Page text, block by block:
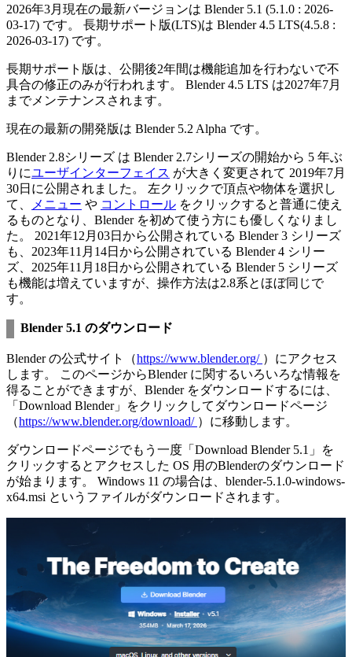
2026年3月現在の最新バージョンは Blender 5.1 (5.1.0 : 2026-
03-17) です。 長期サポート版(LTS)は Blender 4.5 LTS(4.5.8 :
2026-03-17) です。
長期サポート版は、公開後2年間は機能追加を行わないで不
具合の修正のみが行われます。 Blender 4.5 LTS は2027年7月
までメンテナンスされます。
現在の最新の開発版は Blender 5.2 Alpha です。
Blender 2.8シリーズ は Blender 2.7シリーズの開始から 5 年ぶ
りにユーザインターフェイス が大きく変更されて 2019年7月
30日に公開されました。 左クリックで頂点や物体を選択し
て、
メニュー や コントロール をクリックすると普通に使え
るものとなり、Blender を初めて使う方にも優しくなりまし
た。 2021年12月03日から公開されている Blender 3 シリーズ
も、2023年11月14日から公開されている Blender 4 シリー
ズ、2025年11月18日から公開されている Blender 5 シリーズ
も機能は増えていますが、操作方法は2.8系とほぼ同じで
す。
Blender 5.1 のダウンロード
Blender の公式サイト（https://www.blender.org/ ）にアクセス
します。 このページからBlender に関するいろいろな情報を
得ることができますが、Blender をダウンロードするには、
「Download Blender」をクリックしてダウンロードページ
（https://www.blender.org/download/ ）に移動します。
ダウンロードページでもう一度「Download Blender 5.1」を
クリックするとアクセスした OS 用のBlenderのダウンロード
が始まります。 Windows 11 の場合は、blender-5.1.0-windows-
x64.msi というファイルがダウンロードされます。